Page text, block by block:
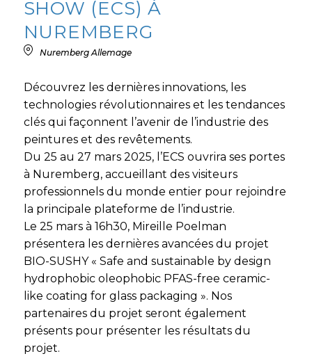
SHOW (ECS) À
NUREMBERG
Nuremberg Allemage
Découvrez les dernières innovations, les
technologies révolutionnaires et les tendances
clés qui façonnent l’avenir de l’industrie des
peintures et des revêtements.
Du 25 au 27 mars 2025, l’ECS ouvrira ses portes
à Nuremberg, accueillant des visiteurs
professionnels du monde entier pour rejoindre
la principale plateforme de l’industrie.
Le 25 mars à 16h30, Mireille Poelman
présentera les dernières avancées du projet
BIO-SUSHY « Safe and sustainable by design
hydrophobic oleophobic PFAS-free ceramic-
like coating for glass packaging ». Nos
partenaires du projet seront également
présents pour présenter les résultats du
projet.